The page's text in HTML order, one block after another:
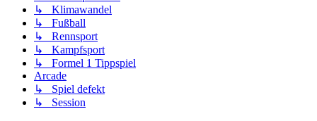
↳ Klimawandel
↳ Fußball
↳ Rennsport
↳ Kampfsport
↳ Formel 1 Tippspiel
Arcade
↳ Spiel defekt
↳ Session